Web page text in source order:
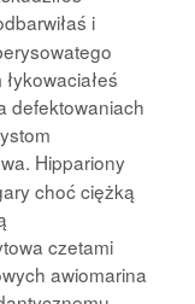
i
defektowaniach
Hippariony
choć ciężką
czetami
awiomarina